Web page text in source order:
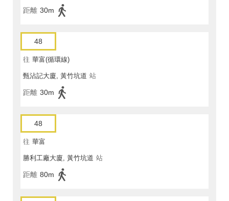
距離 30m
48
往 華富(循環線)
甄沾記大廈, 黃竹坑道 站
距離 30m
48
往 華富
勝利工廠大廈, 黃竹坑道 站
距離 80m